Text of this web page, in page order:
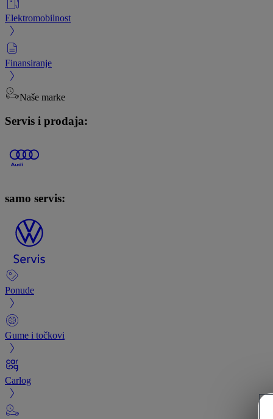
Elektromobilnost
Finansiranje
Naše marke
Servis i prodaja:
samo servis:
Ponude
Gume i točkovi
Carlog